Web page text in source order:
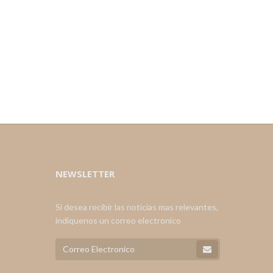
NEWSLETTER
Si desea recibir las noticias mas relevantes,
indiquenos un correo electronico